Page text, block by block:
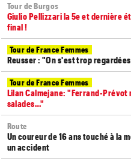
Tour de Burgos
Giulio Pellizzari la 5e et dernière
final !
Tour de France Femmes
Reusser : "On s'est trop
Tour de France Femmes
Lilan Calmejane: "Ferrand-Prévot
salades…"
Route
Un coureur de 16 ans touché à la
un accident